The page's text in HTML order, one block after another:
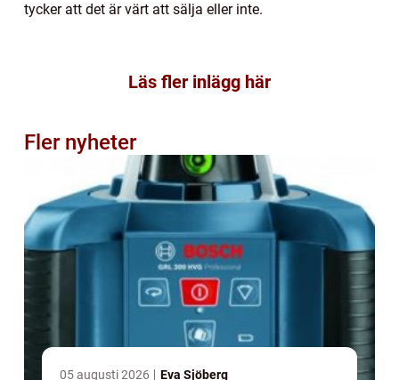
tycker att det är värt att sälja eller inte.
Läs fler inlägg här
Fler nyheter
05 augusti 2026 Eva Sjöberg